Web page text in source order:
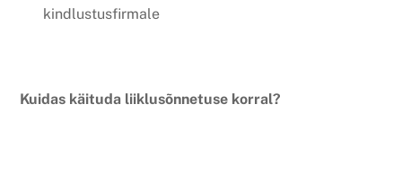
kindlustusfirmale
Kuidas käituda liiklusõnnetuse korral?